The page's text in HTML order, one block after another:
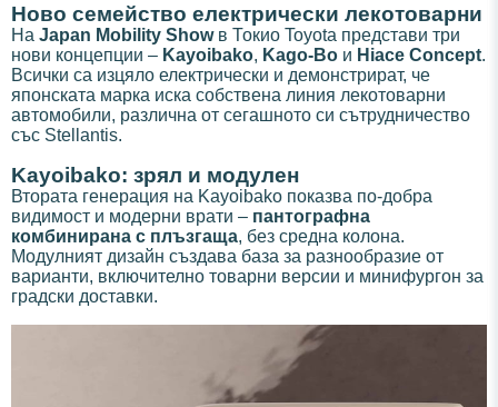
Ново семейство електрически лекотоварни
На Japan Mobility Showв Токио Toyota представи три
нови концепции – Kayoibako, Kago-Bo и Hiace Concept.
Всички са изцяло електрически и демонстрират, че
японската марка иска собствена линия лекотоварни
автомобили, различна от сегашното си сътрудничество
със Stellantis.
Kayoibako: зрял и модулен
Втората генерация на Kayoibako показва по-добра
видимост и модерни врати – панто­графна
комбинирана с плъзгаща, без средна колона.
Модулният дизайн създава база за разнообразие от
варианти, включително товарни версии и минифургон за
градски доставки.